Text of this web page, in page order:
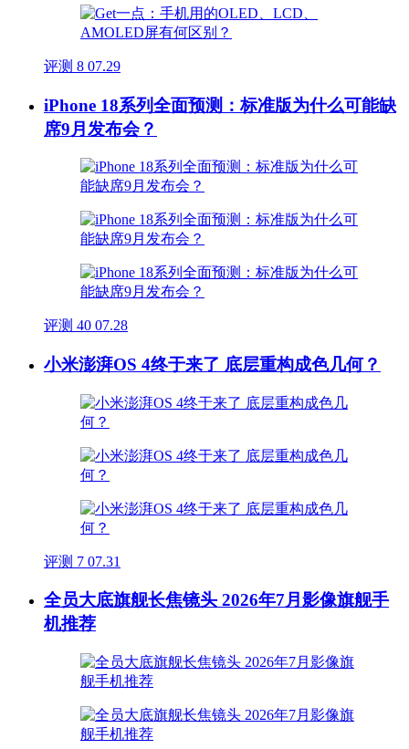
评测 8 07.29
iPhone 18系列全面预测：标准版为什么可能缺
席9月发布会？
评测 40 07.28
小米澎湃OS 4终于来了 底层重构成色几何？
评测 7 07.31
全员大底旗舰长焦镜头 2026年7月影像旗舰手
机推荐